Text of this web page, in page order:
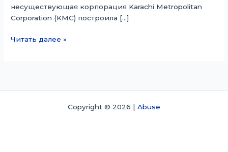
несуществующая корпорация Karachi Metropolitan
Corporation (KMC) построила […]
Аквариум
Читать далее »
Copyright © 2026 | Abuse